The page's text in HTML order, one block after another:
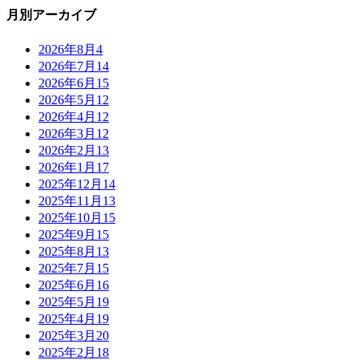
月別アーカイブ
2026年8月 4
2026年7月 14
2026年6月 15
2026年5月 12
2026年4月 12
2026年3月 12
2026年2月 13
2026年1月 17
2025年12月 14
2025年11月 13
2025年10月 15
2025年9月 15
2025年8月 13
2025年7月 15
2025年6月 16
2025年5月 19
2025年4月 19
2025年3月 20
2025年2月 18